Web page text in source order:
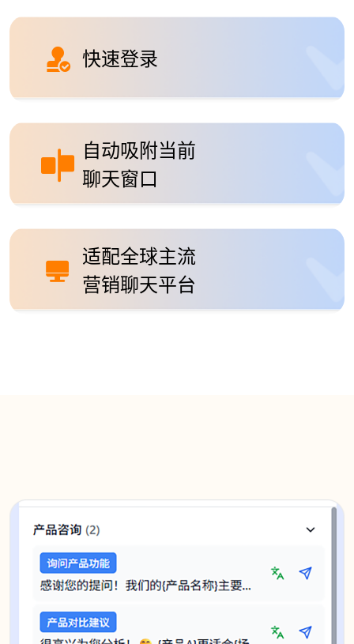
快速登录
自动吸附当前
聊天窗口
适配全球主流
营销聊天平台